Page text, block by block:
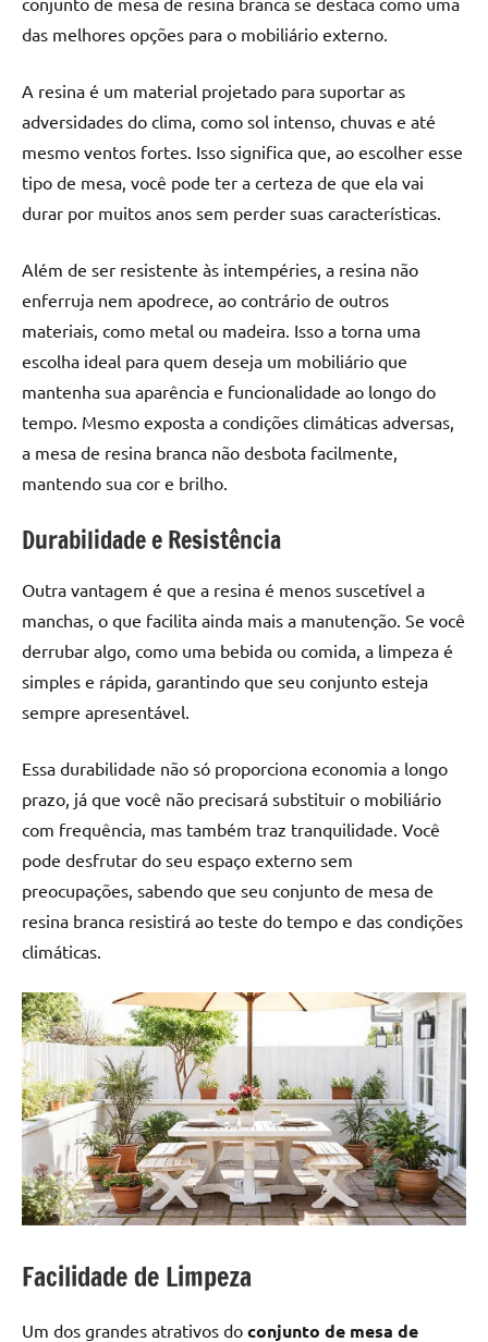
das melhores opções para o mobiliário externo.
A resina é um material projetado para suportar as
adversidades do clima, como sol intenso, chuvas e até
mesmo ventos fortes. Isso significa que, ao escolher esse
tipo de mesa, você pode ter a certeza de que ela vai
durar por muitos anos sem perder suas características.
Além de ser resistente às intempéries, a resina não
enferruja nem apodrece, ao contrário de outros
materiais, como metal ou madeira. Isso a torna uma
escolha ideal para quem deseja um mobiliário que
mantenha sua aparência e funcionalidade ao longo do
tempo. Mesmo exposta a condições climáticas adversas,
a mesa de resina branca não desbota facilmente,
mantendo sua cor e brilho.
Durabilidade e Resistência
Outra vantagem é que a resina é menos suscetível a
manchas, o que facilita ainda mais a manutenção. Se você
derrubar algo, como uma bebida ou comida, a limpeza é
simples e rápida, garantindo que seu conjunto esteja
sempre apresentável.
Essa durabilidade não só proporciona economia a longo
prazo, já que você não precisará substituir o mobiliário
com frequência, mas também traz tranquilidade. Você
pode desfrutar do seu espaço externo sem
preocupações, sabendo que seu conjunto de mesa de
resina branca resistirá ao teste do tempo e das condições
climáticas.
Facilidade de Limpeza
Um dos grandes atrativos do conjunto de mesa de